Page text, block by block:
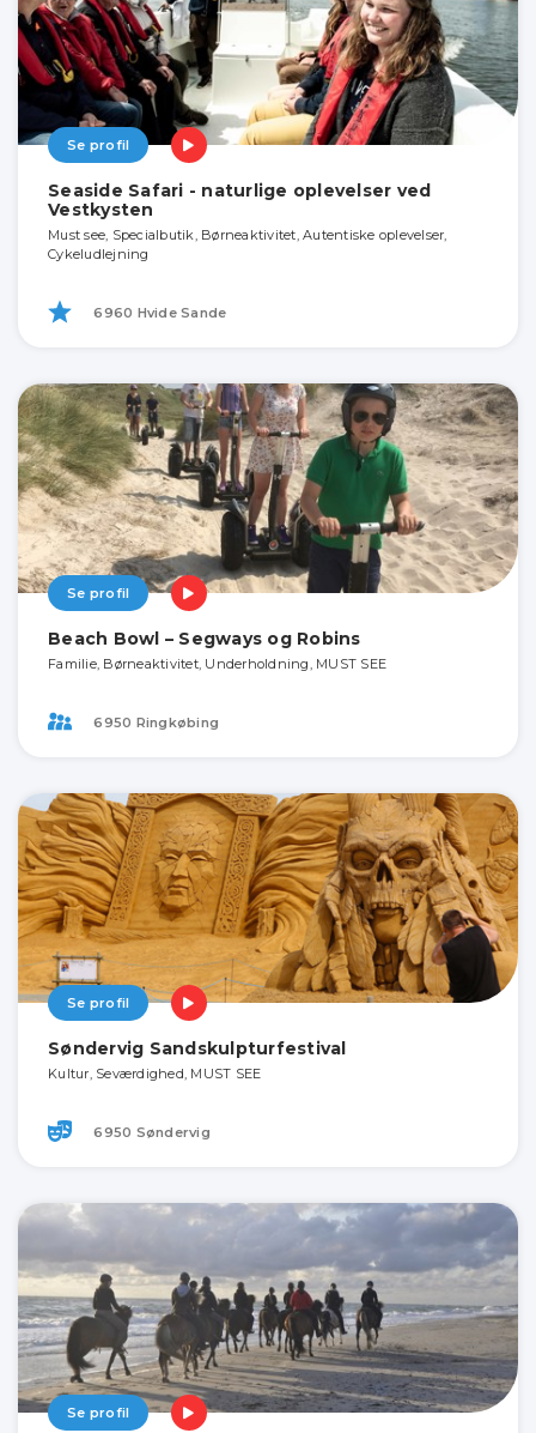
Se profil
Seaside Safari - naturlige oplevelser ved
Vestkysten
Must see, Specialbutik, Børneaktivitet, Autentiske oplevelser,
Cykeludlejning
6960 Hvide Sande
Se profil
Beach Bowl – Segways og Robins
Familie, Børneaktivitet, Underholdning, MUST SEE
6950 Ringkøbing
Se profil
Søndervig Sandskulpturfestival
Kultur, Seværdighed, MUST SEE
6950 Søndervig
Se profil